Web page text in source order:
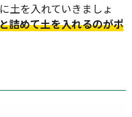
土を入れていきましょ
詰めて土を入れるのがポ